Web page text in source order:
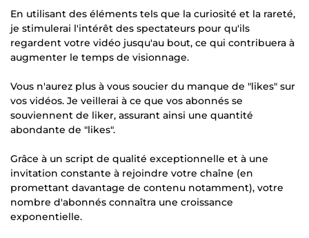
En utilisant des éléments tels que la curiosité et la rareté,
je stimulerai l'intérêt des spectateurs pour qu'ils
regardent votre vidéo jusqu'au bout, ce qui contribuera à
augmenter le temps de visionnage.
Vous n'aurez plus à vous soucier du manque de "likes" sur
vos vidéos. Je veillerai à ce que vos abonnés se
souviennent de liker, assurant ainsi une quantité
abondante de "likes".
Grâce à un script de qualité exceptionnelle et à une
invitation constante à rejoindre votre chaîne (en
promettant davantage de contenu notamment), votre
nombre d'abonnés connaîtra une croissance
exponentielle.